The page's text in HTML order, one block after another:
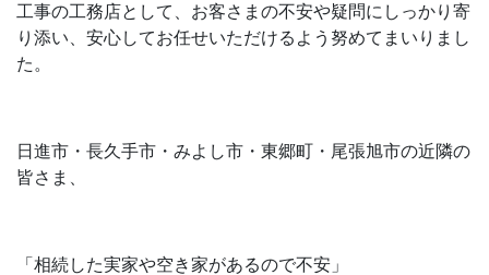
工事の工務店として、お客さまの不安や疑問にしっかり寄
り添い、安心してお任せいただけるよう努めてまいりまし
た。
日進市・長久手市・みよし市・東郷町・尾張旭市の近隣の
皆さま、
「相続した実家や空き家があるので不安」